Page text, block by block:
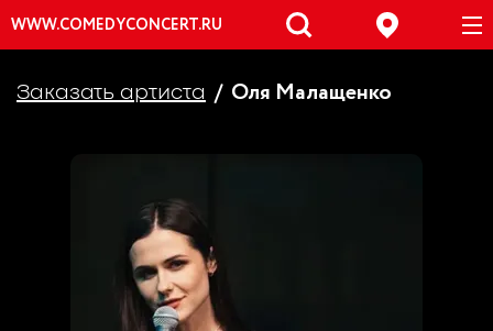
WWW.COMEDYCONCERT.RU
Заказать артиста Оля Малащенко